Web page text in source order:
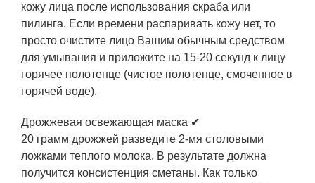
кожу лица после использования скраба или
пилинга. Если времени распаривать кожу нет, то
просто очистите лицо Вашим обычным средством
для умывания и приложите на 15-20 секунд к лицу
горячее полотенце (чистое полотенце, смоченное в
горячей воде).
Дрожжевая освежающая маска ✔
20 грамм дрожжей разведите 2-мя столовыми
ложками теплого молока. В результате должна
получится консистенция сметаны. Как только